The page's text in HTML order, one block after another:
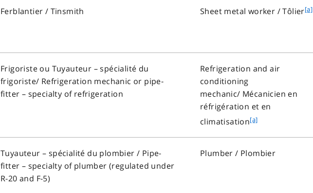
n
e
Ferblantier / Tinsmith Sheet metal worker /Tôlierf[a]
Frigoriste ou Tuyauteur – spécialité du
frigoriste/ Refrigeration mechanic or pipe-
fitter – specialty of refrigeration
Refrigeration and air
conditioning
mechanic/ Mécanicien en
réfrigération et en
climatisationf
t
[a]
Tuyauteur – spécialité du plombier / Pipe-
fitter – specialty of plumber (regulated under
R-20 and F-5)
Plumber / Plombier